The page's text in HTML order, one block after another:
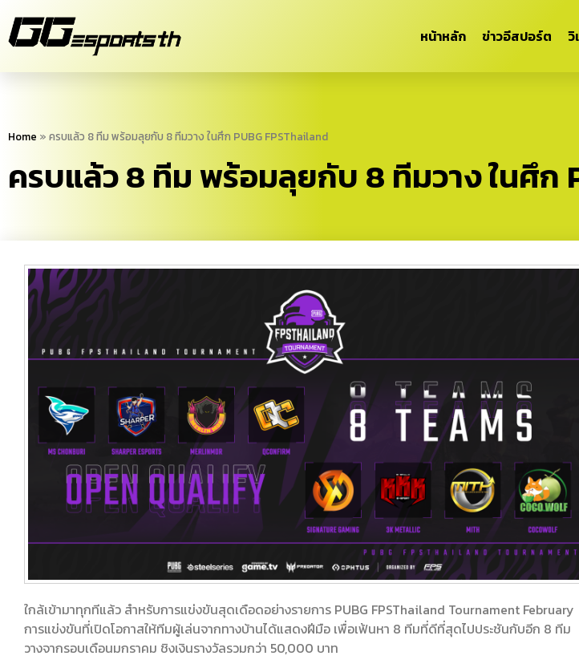
หน้าหลัก ข่าวอีสปอร์ต วิ
Home » ครบแล้ว 8 ทีม พร้อมลุยกับ 8 ทีมวาง ในศึก PUBG FPSThailand
ครบแล้ว 8 ทีม พร้อมลุยกับ 8 ทีมวาง ในศึก
ใกล้เข้ามาทุกทีแล้ว สำหรับการแข่งขันสุดเดือดอย่างรายการ PUBG FPSThailand Tournament February
การแข่งขันที่เปิดโอกาสให้ทีมผู้เล่นจากทางบ้านได้แสดงฝีมือ เพื่อเฟ้นหา 8 ทีมที่ดีที่สุดไปประชันกับอีก 8 ทีม
วางจากรอบเดือนมกราคม ชิงเงินรางวัลรวมกว่า 50,000 บาท